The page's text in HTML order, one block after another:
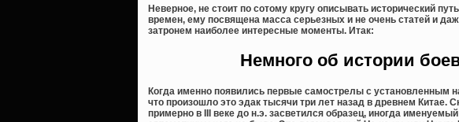
Неверное, не стоит по сотому кругу описывать исторический
времен, ему посвящена масса серьезных и не очень статей и
затронем наиболее интересные моменты. Итак:
Немного об истории
Когда именно появились первые самострелы с установленным
что произошло это эдак тысячи три лет назад в древнем Китае.
примерно в III веке до н.э. засветился образец, иногда